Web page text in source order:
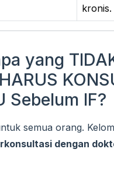
kronis.
yang
Sebelum IF?
semua orang.
dengan